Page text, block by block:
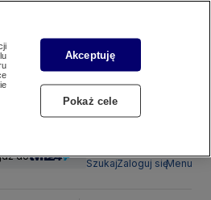
do
SzukajZaloguj sięMenu
Akceptuję
Pokaż cele